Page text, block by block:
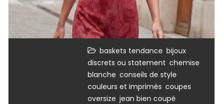
baskets tendance bijoux
discrets ou statement chemise
blanche conseils de style
couleurs et imprimés coupes
oversize jean bien coupé